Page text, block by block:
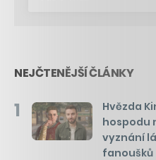
NEJČTENĚJŠÍ ČLÁNKY
1
Hvězda
hospodu
vyznání
fanoušků